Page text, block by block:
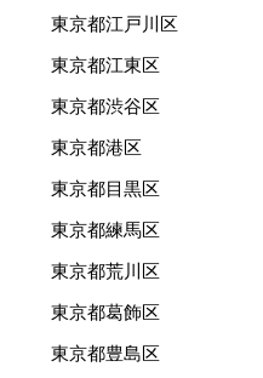
東京都江戸川区
東京都江東区
東京都渋谷区
東京都港区
東京都目黒区
東京都練馬区
東京都荒川区
東京都葛飾区
東京都豊島区